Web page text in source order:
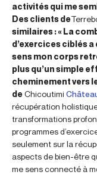
activités qui me
Des clients de
similaires : « La
d’exercices ciblés
sens mon corps
plus qu’un simple
cheminement vers
deChicoutimi
récupération
transformations
programmes
seulement sur la
aspects de bien-être
me sens connecté à